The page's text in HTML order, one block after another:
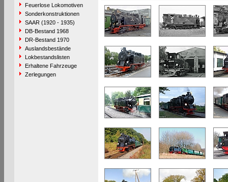
Feuerlose Lokomotiven
Sonderkonstruktionen
SAAR (1920 - 1935)
DB-Bestand 1968
DR-Bestand 1970
Auslandsbestände
Lokbestandslisten
Erhaltene Fahrzeuge
Zerlegungen